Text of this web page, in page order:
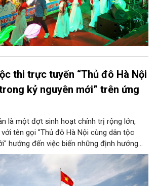
thi trực tuyến “Thủ đô Hà Nội
kỷ nguyên mới” trên ứng
là một đợt sinh hoạt chính trị rộng lớn,
tên gọi "Thủ đô Hà Nội cùng dân tộc
hướng đến việc biến những định hướng
quyết số 02-NQ/TW của Bộ Chính trị
nhận thức chung của mỗi người dân.